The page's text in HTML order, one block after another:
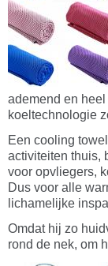
ademend en
koeltechnologie
Een cooling
activiteiten thuis,
voor opvliegers,
Dus voor alle
lichamelijke
Omdat hij zo
rond de nek, om